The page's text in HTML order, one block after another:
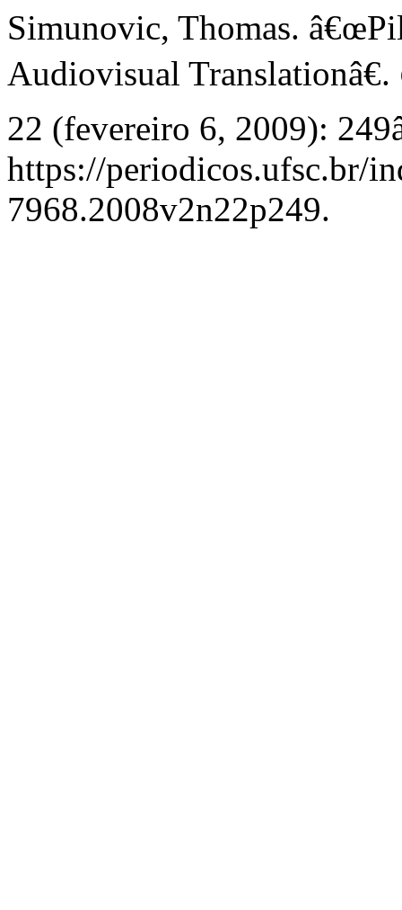
Simunovic, Thomas.
Audiovisual Translationâ€.
22 (fevereiro 6, 2009):
https://periodicos.ufsc.br/
7968.2008v2n22p249.